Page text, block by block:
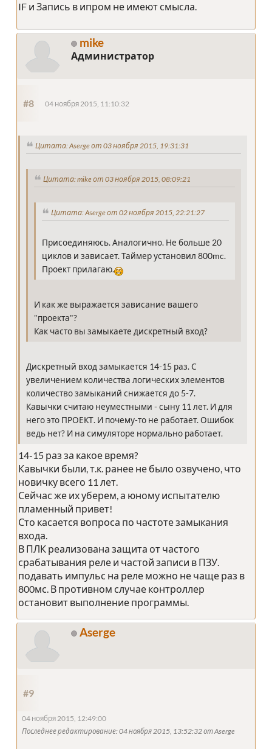
IF и Запись в ипром не имеют смысла.
mike
Администратор
#8 04 ноября 2015, 11:10:32
Цитата: Aserge от 03 ноября 2015, 19:31:31
Цитата: mike от 03 ноября 2015, 08:09:21
Цитата: Aserge от 02 ноября 2015, 22:21:27
Присоединяюсь. Аналогично. Не больше 20
циклов и зависает. Таймер установил 800mc.
Проект прилагаю.
И как же выражается зависание вашего
"проекта"?
Как часто вы замыкаете дискретный вход?
Дискретный вход замыкается 14-15 раз. С
увеличением количества логических элементов
количество замыканий снижается до 5-7.
Кавычки считаю неуместными - сыну 11 лет. И для
него это ПРОЕКТ. И почему-то не работает. Ошибок
ведь нет? И на симуляторе нормально работает.
14-15 раз за какое время?
Кавычки были, т.к. ранее не было озвучено, что
новичку всего 11 лет.
Сейчас же их уберем, а юному испытателю
пламенный привет!
Сто касается вопроса по частоте замыкания
входа.
В ПЛК реализована защита от частого
срабатывания реле и частой записи в ПЗУ.
подавать импульс на реле можно не чаще раз в
800мс. В противном случае контроллер
остановит выполнение программы.
Aserge
#9
04 ноября 2015, 12:49:00
Последнее редактирование: 04 ноября 2015, 13:52:32 от Aserge